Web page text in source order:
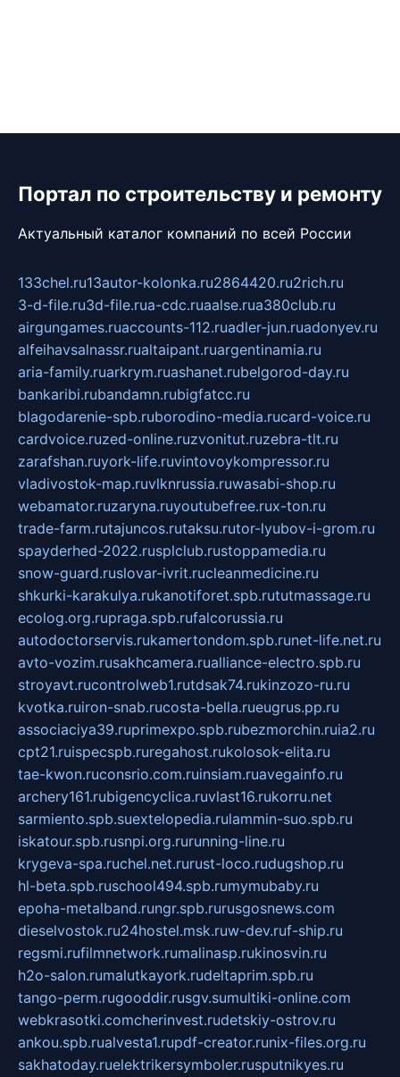
Портал по строительству и ремонту
Актуальный каталог компаний по всей России
133chel.ru13autor-kolonka.ru2864420.ru2rich.ru
3-d-file.ru3d-file.rua-cdc.ruaalse.rua380club.ru
airgungames.ruaccounts-112.ruadler-jun.ruadonyev.ru
alfeihavsalnassr.rualtaipant.ruargentinamia.ru
aria-family.ruarkrym.ruashanet.rubelgorod-day.ru
bankaribi.rubandamn.rubigfatcc.ru
blagodarenie-spb.ruborodino-media.rucard-voice.ru
cardvoice.ruzed-online.ruzvonitut.ruzebra-tlt.ru
zarafshan.ruyork-life.ruvintovoykompressor.ru
vladivostok-map.ruvlknrussia.ruwasabi-shop.ru
webamator.ruzaryna.ruyoutubefree.rux-ton.ru
trade-farm.rutajuncos.rutaksu.rutor-lyubov-i-grom.ru
spayderhed-2022.rusplclub.rustoppamedia.ru
snow-guard.ruslovar-ivrit.rucleanmedicine.ru
shkurki-karakulya.rukanotiforet.spb.rututmassage.ru
ecolog.org.rupraga.spb.rufalcorussia.ru
autodoctorservis.rukamertondom.spb.runet-life.net.ru
avto-vozim.rusakhcamera.rualliance-electro.spb.ru
stroyavt.rucontrolweb1.rutdsak74.rukinzozo-ru.ru
kvotka.ruiron-snab.rucosta-bella.rueugrus.pp.ru
associaciya39.ruprimexpo.spb.rubezmorchin.ruia2.ru
cpt21.ruispecspb.ruregahost.rukolosok-elita.ru
tae-kwon.ruconsrio.com.ruinsiam.ruavegainfo.ru
archery161.rubigencyclica.ruvlast16.rukorru.net
sarmiento.spb.suextelopedia.rulammin-suo.spb.ru
iskatour.spb.rusnpi.org.rurunning-line.ru
krygeva-spa.ruchel.net.rurust-loco.rudugshop.ru
hl-beta.spb.ruschool494.spb.rumymubaby.ru
epoha-metalband.rungr.spb.rurusgosnews.com
dieselvostok.ru24hostel.msk.ruw-dev.ruf-ship.ru
regsmi.rufilmnetwork.rumalinasp.rukinosvin.ru
h2o-salon.rumalutkayork.rudeltaprim.spb.ru
tango-perm.rugooddir.rusgv.sumultiki-online.com
webkrasotki.comcherinvest.rudetskiy-ostrov.ru
ankou.spb.rualvesta1.rupdf-creator.runix-files.org.ru
sakhatoday.ruelektrikersymboler.rusputnikyes.ru